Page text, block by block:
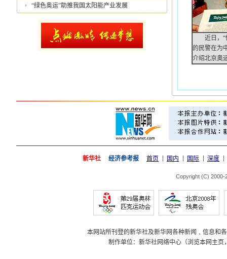
“绿色奥运”助推我国太阳能产业发展
近日，“做
的民警在为
介绍北京奥
新华社 经济参考报 首页 国内 国际 深度
Copyright (C) 2000-
本网站所刊登的新华社及新华网各种新闻﹑信息和
制作单位：新华社网络中心（浏览本网主